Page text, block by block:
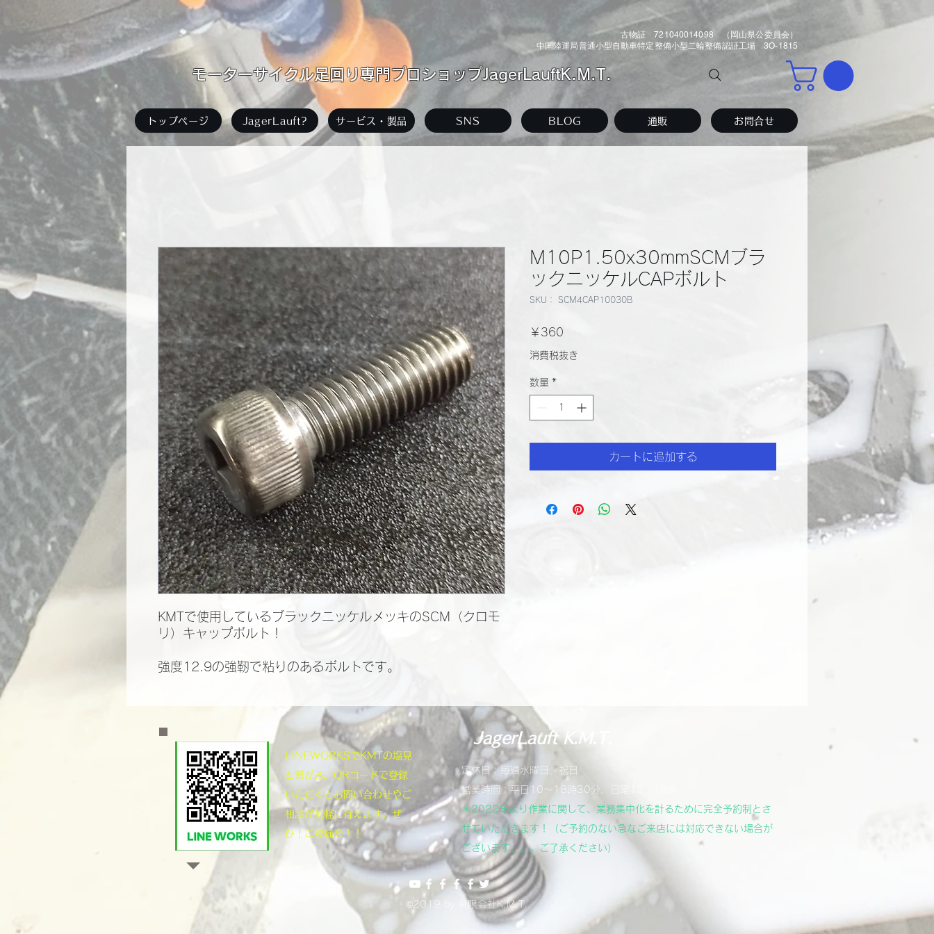
古物証 721040014098 （岡山県公委員会）
中国陸運局普通小型自動車特定整備小型二輪整備認証工場 3O-1815
​モーターサイクル足回り専門プロショップJagerLauftK.M.T.
トップページ JagerLauft? サービス・製品 SNS BLOG 通販 お問合せ
KMTで使用しているブラックニッケルメッキのSCM（クロモ
リ）キャップボルト！
強度12.9の強靭で粘りのあるボルトです。
M10P1.50x30mmSCMブラ
ックニッケルCAPボルト
SKU： SCM4CAP10030B
￥360
格
消費税抜き
数量 *
カートに追加する
​LINEWORKSでKMTの塩見
と繋がる。QRコードで登録
いただくとお問い合わせやご
相談が気軽に行えます。ぜ
ひ！ご登録を！！
JagerLauft K.M.T.
定休日：毎週水曜日、祝日
営業時間：平日10～18時30分、日曜13～18時
＊2022年より作業に関して、業務集中化を計るために完全予約制とさ
せていただきます！（ご予約のない急なご来店には対応できない場合が
ございます。。。ご了承ください）
©2019 by 有限会社K.M.T.